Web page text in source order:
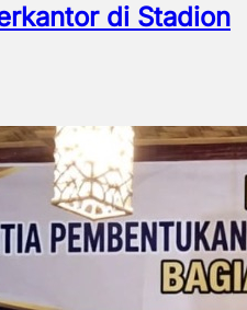
di Stadion